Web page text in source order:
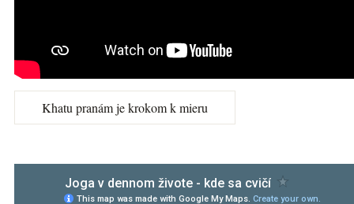
Khatu pranám je krokom k mieru